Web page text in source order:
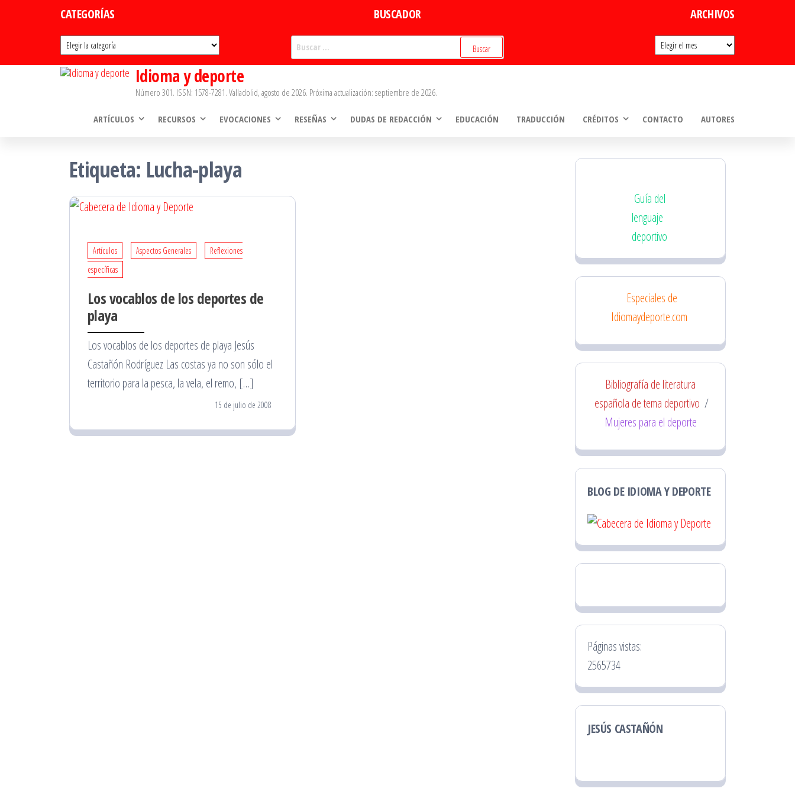
CATEGORÍAS
Categorías
BUSCADOR ARCHIVOS
Archivos
Idioma y deporte
Número 301. ISSN: 1578-7281. Valladolid, agosto de 2026. Próxima actualización: septiembre de 2026.
ARTÍCULOS RECURSOS EVOCACIONES RESEÑAS DUDAS DE REDACCIÓN EDUCACIÓN TRADUCCIÓN CRÉDITOS CONTACTO AUTORES
Etiqueta: Lucha-playa
Artículos Aspectos Generales
Reflexiones
específicas
Los vocablos de los deportes de
playa
Los vocablos de los deportes de playa Jesús
Castañón Rodríguez Las costas ya no son sólo el
territorio para la pesca, la vela, el remo, […]
15 de julio de 2008
Guía del
lenguaje
deportivo
Especiales de
Idiomaydeporte.com
Bibliografía de literatura
española de tema deportivo /
Mujeres para el deporte
BLOG DE IDIOMA Y DEPORTE
Páginas vistas:
2565734
JESÚS CASTAÑÓN